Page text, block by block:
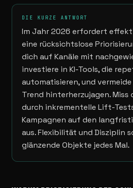
DIE KURZE ANTWORT
Im Jahr 2026 erfordert
eine rücksichtslose
dich auf Kanäle mit
investiere in KI-Tools, die
automatisieren, und vermeide
Trend hinterherzujagen. Miss
durch inkrementelle Lift-
Kampagnen auf den
aus. Flexibilität und Disziplin
glänzende Objekte jedes Mal.